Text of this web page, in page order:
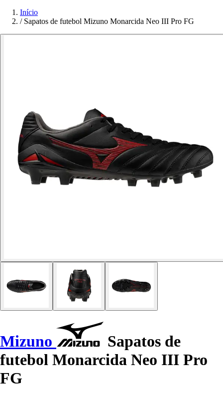
Início
/ Sapatos de futebol Mizuno Monarcida Neo III Pro FG
Mizuno
Sapatos de
futebol Monarcida Neo III Pro
FG